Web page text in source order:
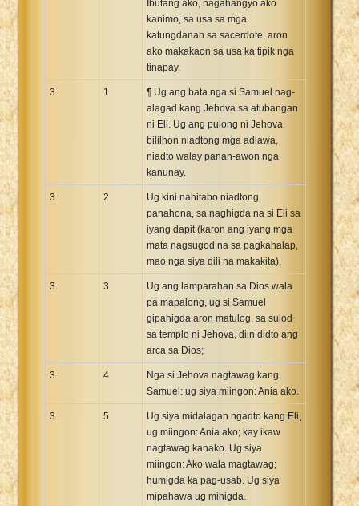
Ibutang ako, nagahangyo ako
kanimo, sa usa sa mga
katungdanan sa sacerdote, aron
ako makakaon sa usa ka tipik nga
tinapay.
3 1
¶ Ug ang bata nga si Samuel nag-
alagad kang Jehova sa atubangan
ni Eli. Ug ang pulong ni Jehova
bililhon niadtong mga adlawa,
niadto walay panan-awon nga
kanunay.
3 2
Ug kini nahitabo niadtong
panahona, sa naghigda na si Eli sa
iyang dapit (karon ang iyang mga
mata nagsugod na sa pagkahalap,
mao nga siya dili na makakita),
3 3
Ug ang lamparahan sa Dios wala
pa mapalong, ug si Samuel
gipahigda aron matulog, sa sulod
sa templo ni Jehova, diin didto ang
arca sa Dios;
3 4
Nga si Jehova nagtawag kang
Samuel: ug siya miingon: Ania ako.
3 5
Ug siya midalagan ngadto kang Eli,
ug miingon: Ania ako; kay ikaw
nagtawag kanako. Ug siya
miingon: Ako wala magtawag;
humigda ka pag-usab. Ug siya
mipahawa ug mihigda.